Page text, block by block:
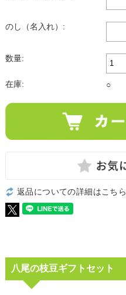
のし（名入れ）:
数量:
在庫: ○
返品についての詳細はこちら
八尾の枝豆ギフトセット